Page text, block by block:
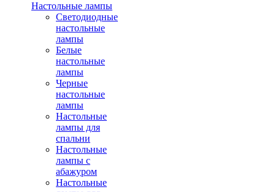
Настольные лампы
Светодиодные
настольные
лампы
Белые
настольные
лампы
Черные
настольные
лампы
Настольные
лампы для
спальни
Настольные
лампы с
абажуром
Настольные